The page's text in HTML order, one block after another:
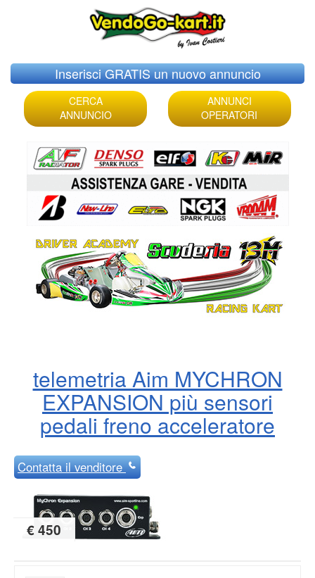
Skip
to
content
Inserisci GRATIS un nuovo annuncio
CERCA
ANNUNCIO
ANNUNCI
OPERATORI
telemetria Aim MYCHRON
EXPANSION più sensori
pedali freno acceleratore
Contattail venditore
€ 450